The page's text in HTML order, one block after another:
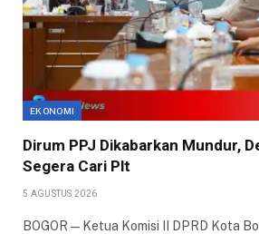
EKONOMI
Dirum PPJ Dikabarkan Mundur,
Segera Cari Plt
5 AGUSTUS 2026
BOGOR — Ketua Komisi II DPRD Kota